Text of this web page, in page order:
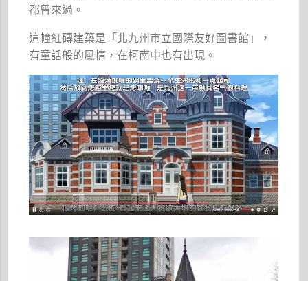
都曾來過。
這幢紅磚建築是「北九州市立國際友好圖書館」，
有童話般的風情，在柯南中也有出現。